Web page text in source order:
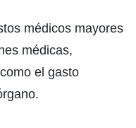
médicos mayores
médicas,
el gasto